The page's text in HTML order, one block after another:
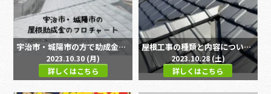
宇治市・城陽市の方で助成金制度をご検討中の方必見！！屋根助成金制度のフロチャートについてご紹介します
2023.10.30 (月)
詳しくはこちら
屋根工事の種類と内容についてご紹介します｜宇治市・城陽市、屋根工事・屋根リフォーム・防災・雨漏り専門店
2023.10.28 (土)
詳しくはこちら